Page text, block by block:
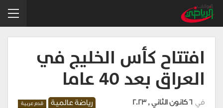
افتتاح كأس الخليج في
العراق بعد ٤٠ عاما
رياضة عالمية قدم عربية في 6 كانون الثاني , 2023